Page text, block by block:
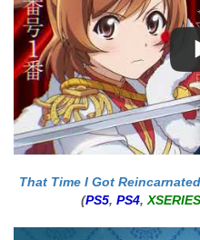
That Time I Got
(PS5, PS4, XSERIES